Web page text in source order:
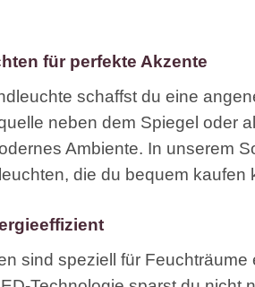
für perfekte Akzente
schaffst du eine
neben dem Spiegel oder
Ambiente. In unserem
die du bequem
sind speziell für